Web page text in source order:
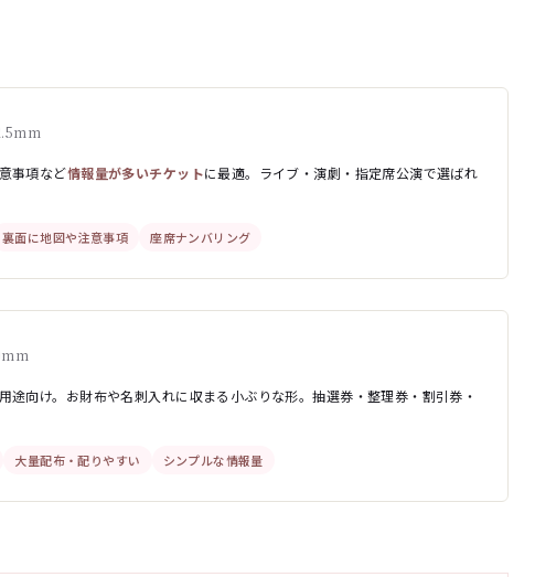
事項など情報量が多いチケットに最適。ライブ・演劇・指定席公演で選ばれ
裏面に地図や注意事項 座席ナンバリング
途向け。お財布や名刺入れに収まる小ぶりな形。抽選券・整理券・割引券・
大量配布・配りやすい シンプルな情報量